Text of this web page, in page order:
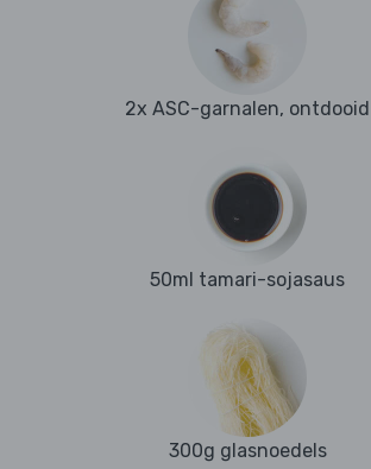
2x ASC-garnalen, ontdooid
50ml tamari-sojasaus
300g glasnoedels